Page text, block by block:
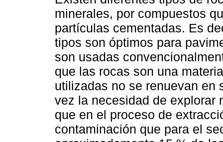
minerales, por compuestos
partículas cementadas. Es
tipos son óptimos para
son usadas
que las rocas son una
utilizadas no se renuevan en
vez la necesidad de explorar
que en el proceso de
contaminación que para el